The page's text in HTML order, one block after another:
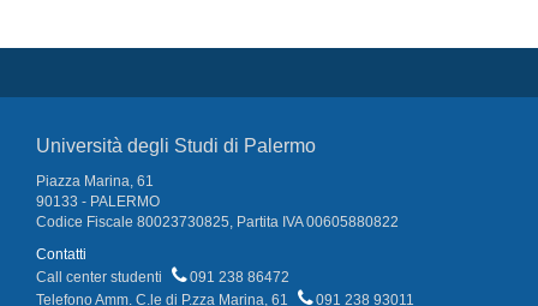
Università degli Studi di Palermo
Piazza Marina, 61
90133 - PALERMO
Codice Fiscale 80023730825, Partita IVA 00605880822
Contatti
Call center studenti
091 238 86472
Telefono Amm. C.le di P.zza Marina, 61
091 238 93011